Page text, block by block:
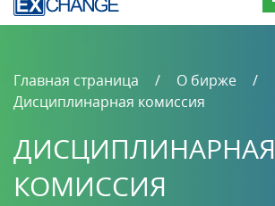
Главная страница
О бирже
Дисциплинарная комиссия
ДИСЦИПЛИНАРНАЯ
КОМИССИЯ